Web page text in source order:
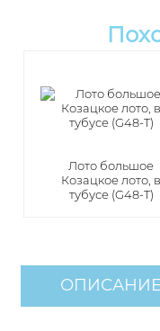
Лото большое
Козацкое лото, в
тубусе (G48-T)
ОПИСАНИЕ